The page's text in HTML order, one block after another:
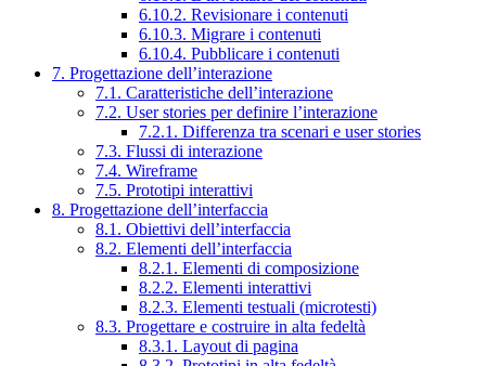
6.10.2. Revisionare i contenuti
6.10.3. Migrare i contenuti
6.10.4. Pubblicare i contenuti
7. Progettazione dell’interazione
7.1. Caratteristiche dell’interazione
7.2. User stories per definire l’interazione
7.2.1. Differenza tra scenari e user stories
7.3. Flussi di interazione
7.4. Wireframe
7.5. Prototipi interattivi
8. Progettazione dell’interfaccia
8.1. Obiettivi dell’interfaccia
8.2. Elementi dell’interfaccia
8.2.1. Elementi di composizione
8.2.2. Elementi interattivi
8.2.3. Elementi testuali (microtesti)
8.3. Progettare e costruire in alta fedeltà
8.3.1. Layout di pagina